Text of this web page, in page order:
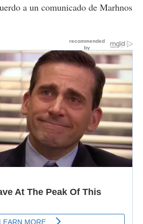
a un comunicado de Marhnos